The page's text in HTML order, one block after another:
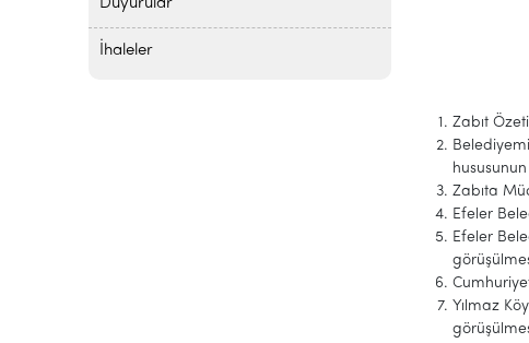
Duyurular
İhaleler
Zabıt
Zabıta
Efeler
Efeler
Yılmaz